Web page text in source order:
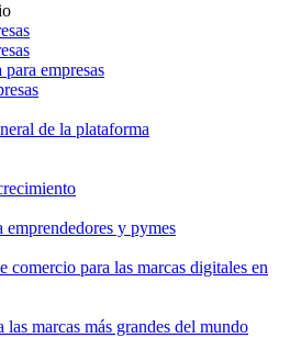
empresas
de la plataforma
emprendedores y pymes
comercio para las marcas digitales en
las marcas más grandes del mundo